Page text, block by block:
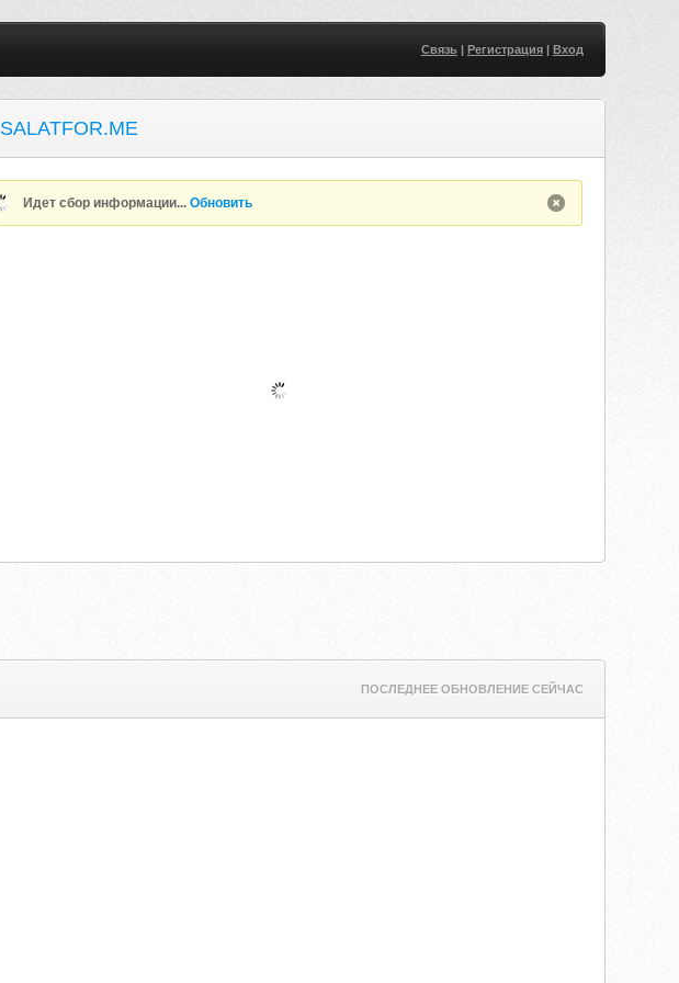
Связь| Регистрация| Вход
SALATFOR.ME
Идет сбор информации...Обновить
ПОСЛЕДНЕЕ ОБНОВЛЕНИЕ СЕЙЧАС